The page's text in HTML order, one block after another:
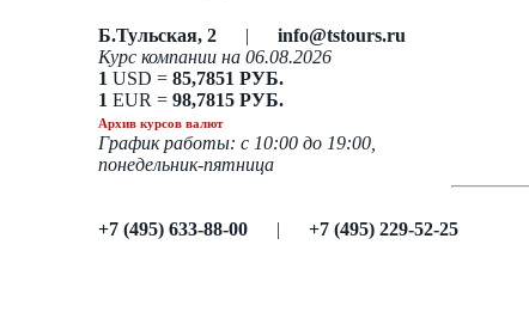
Б.Тульская, 2 | info@tstours.ru
Курс компании на 06.08.2026
1 USD = 85,7851 РУБ.
1 EUR = 98,7815 РУБ.
Архив курсов валют
График работы: с 10:00 до 19:00,
понедельник-пятница
+7 (495) 633-88-00 | +7 (495) 229-52-25